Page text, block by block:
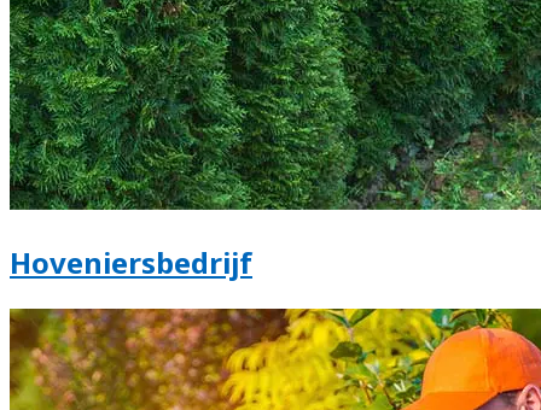
Hoveniersbedrijf